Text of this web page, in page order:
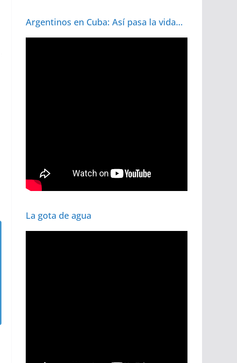
Argentinos en Cuba: Así pasa la vida…
La gota de agua